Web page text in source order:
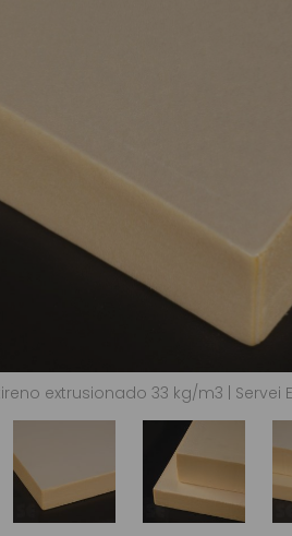
extrusionado 33 kg/m3 | Servei